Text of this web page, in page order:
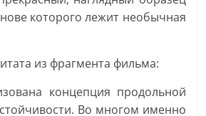
которого лежит необычная
из фрагмента фильма:
концепция продольной
Во многом именно